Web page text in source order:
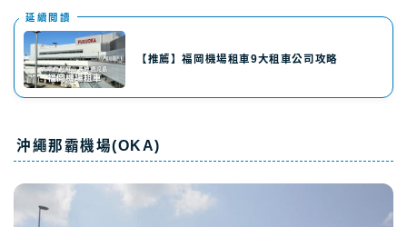
延續閲讀
【推薦】福岡機場租車9大租車公司攻略
沖繩那霸機場(OKA)